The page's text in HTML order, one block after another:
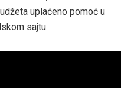
uplaćeno pomoć u
sajtu.